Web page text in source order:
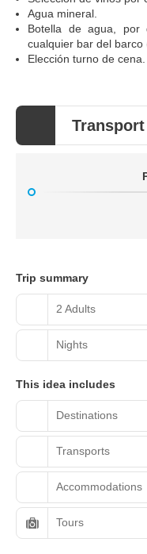
Agua mineral.
Botella de agua,
cualquier bar del barco
Elección turno de cena.
Trip summary
2 Adults
Nights
This idea includes
Destinations
Transports
Accommodations
Tours